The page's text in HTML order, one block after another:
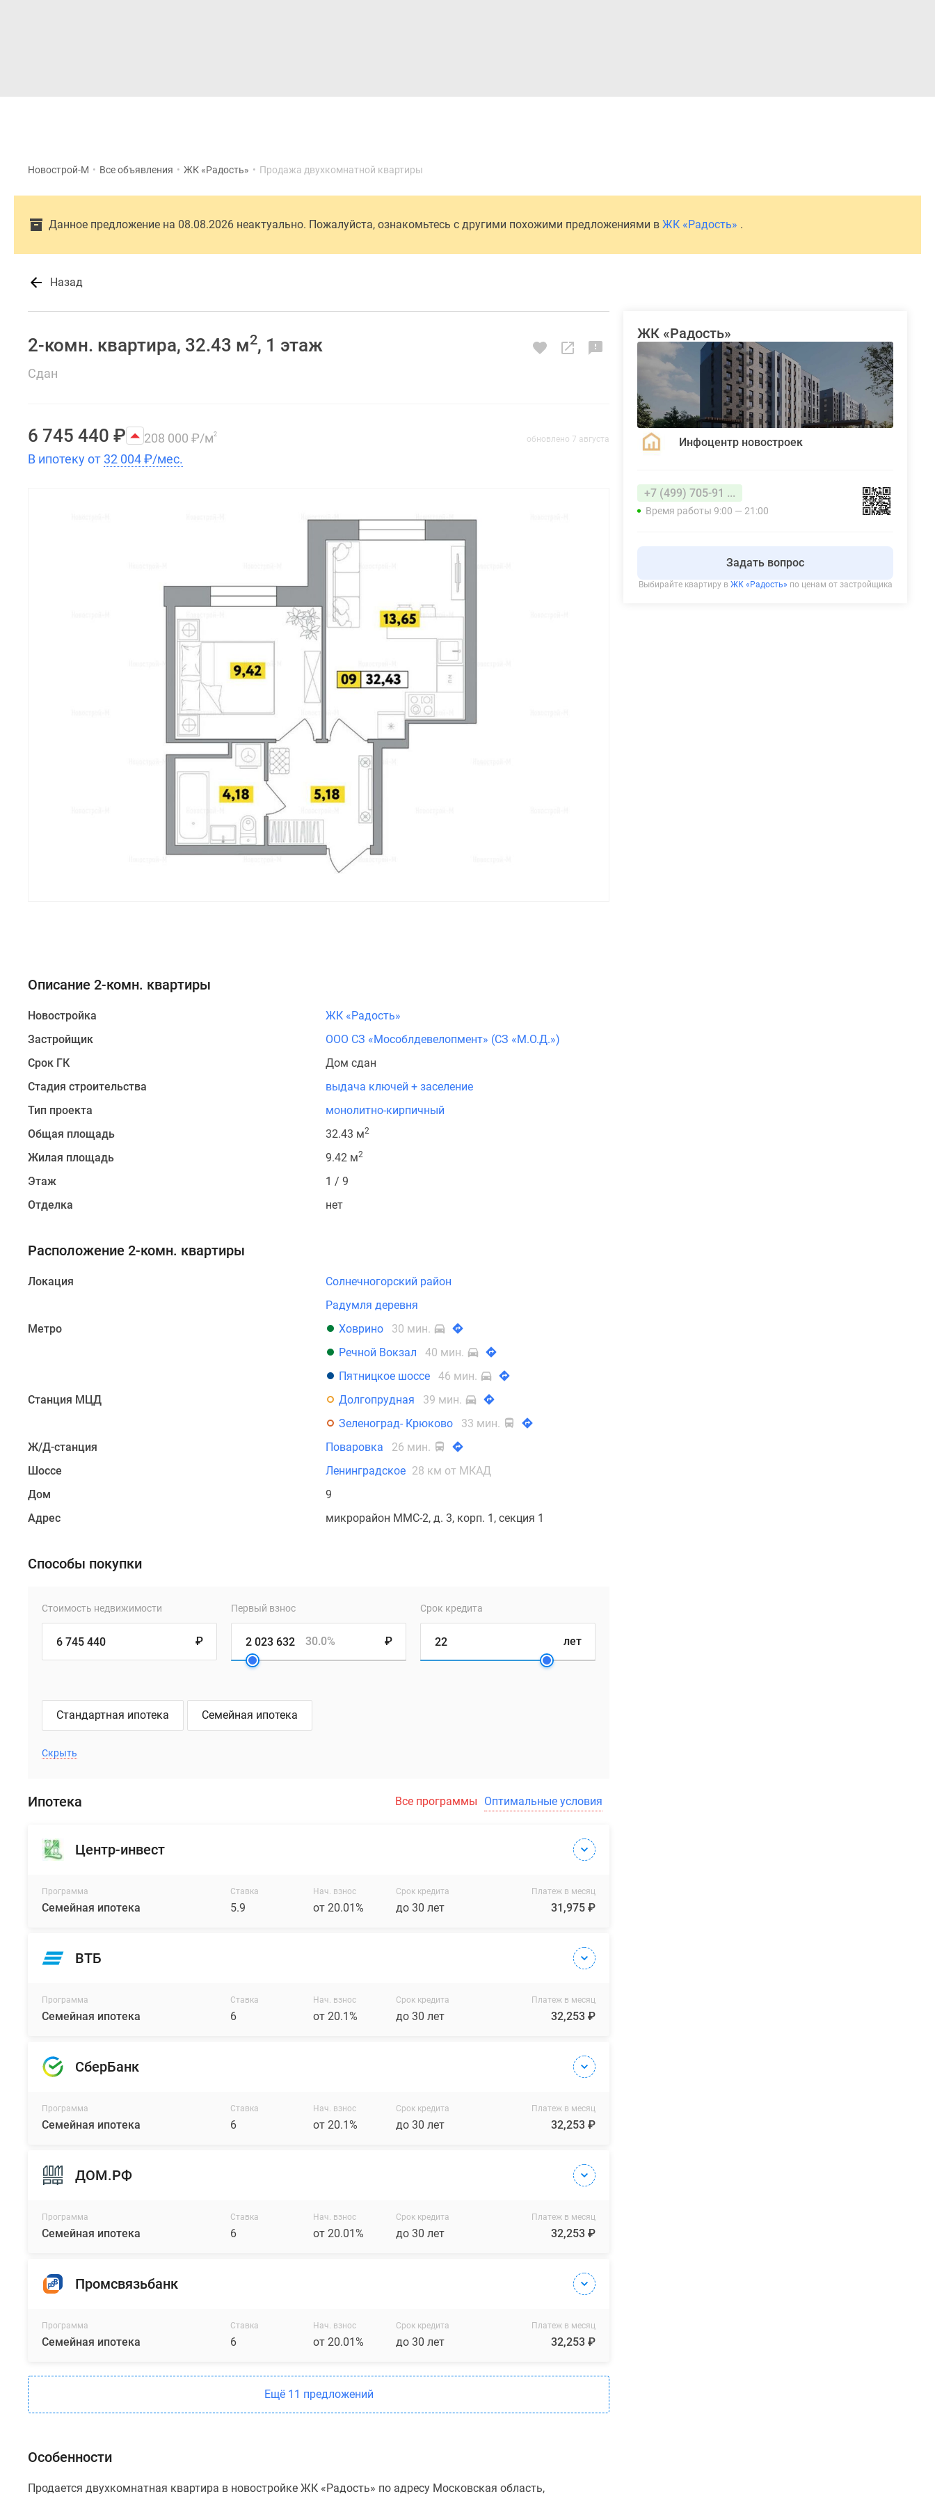
Новострой-М • Все объявления • ЖК «Радость» • Продажа двухкомнатной квартиры
Данное предложение на 08.08.2026 неактуально. Пожалуйста, ознакомьтесь с другими похожими предложениями в ЖК «Радость» .
Назад
2-комн. квартира, 32.43 м2, 1 этаж
Сдан
6 745 440 ₽ 208 000 ₽/м2
В ипотеку от 32 004₽/мес.
обновлено 7 августа
Описание 2-комн. квартиры
Новостройка
ЖК «Радость»
Застройщик
ООО СЗ «Мособлдевелопмент» (СЗ «М.О.Д.»)
Срок ГК
Дом сдан
Стадия строительства
выдача ключей + заселение
Тип проекта
монолитно-кирпичный
Общая площадь
32.43 м2
Жилая площадь 9.42 м2
Этаж
1 / 9
Отделка
нет
Расположение 2-комн. квартиры
Локация
Солнечногорский район
Радумля деревня
Метро
Ховрино
30 мин.
Речной Вокзал
40 мин.
Пятницкое шоссе
46 мин.
Станция МЦД
Долгопрудная
39 мин.
Зеленоград- Крюково
33 мин.
Ж/Д-станция
Поваровка
26 мин.
Шоссе
Ленинградское 28 км от МКАД
Дом
9
Адрес
микрорайон ММС-2, д. 3, корп. 1, секция 1
Способы покупки
Стоимость недвижимости
₽
Первый взнос
₽
30.0%
Срок кредита
лет
Стандартная ипотека Семейная ипотека
Скрыть
Ипотека Все программы Оптимальные условия
Центр-инвест
Программа
Семейная ипотека
Ставка
5.9
Нач. взнос
от 20.01%
Срок кредита
до 30 лет
Платеж в месяц
31,975 ₽
ВТБ
Программа
Семейная ипотека
Ставка
6
Нач. взнос
от 20.1%
Срок кредита
до 30 лет
Платеж в месяц
32,253 ₽
СберБанк
Программа
Семейная ипотека
Ставка
6
Нач. взнос
от 20.1%
Срок кредита
до 30 лет
Платеж в месяц
32,253 ₽
ДОМ.РФ
Программа
Семейная ипотека
Ставка
6
Нач. взнос
от 20.01%
Срок кредита
до 30 лет
Платеж в месяц
32,253 ₽
Промсвязьбанк
Программа
Семейная ипотека
Ставка
6
Нач. взнос
от 20.01%
Срок кредита
до 30 лет
Платеж в месяц
32,253 ₽
Ещё 11 предложений
Особенности
Продается двухкомнатная квартира в новостройке ЖК «Радость» по адресу Московская область,
ЖК «Радость»
Инфоцентр новостроек
+7 (499) 705-91 ...
Время работы 9:00 — 21:00
Задать вопрос
Выбирайте квартиру в ЖК «Радость» по ценам от застройщика